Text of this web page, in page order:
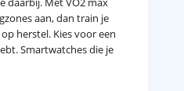
aan, dan train je
herstel. Kies voor een
Smartwatches die je